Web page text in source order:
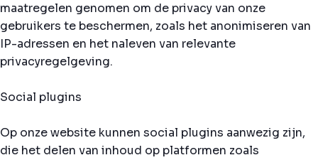
maatregelen genomen om de privacy van onze
gebruikers te beschermen, zoals het anonimiseren van
IP-adressen en het naleven van relevante
privacyregelgeving.
Social plugins
Op onze website kunnen social plugins aanwezig zijn,
die het delen van inhoud op platformen zoals